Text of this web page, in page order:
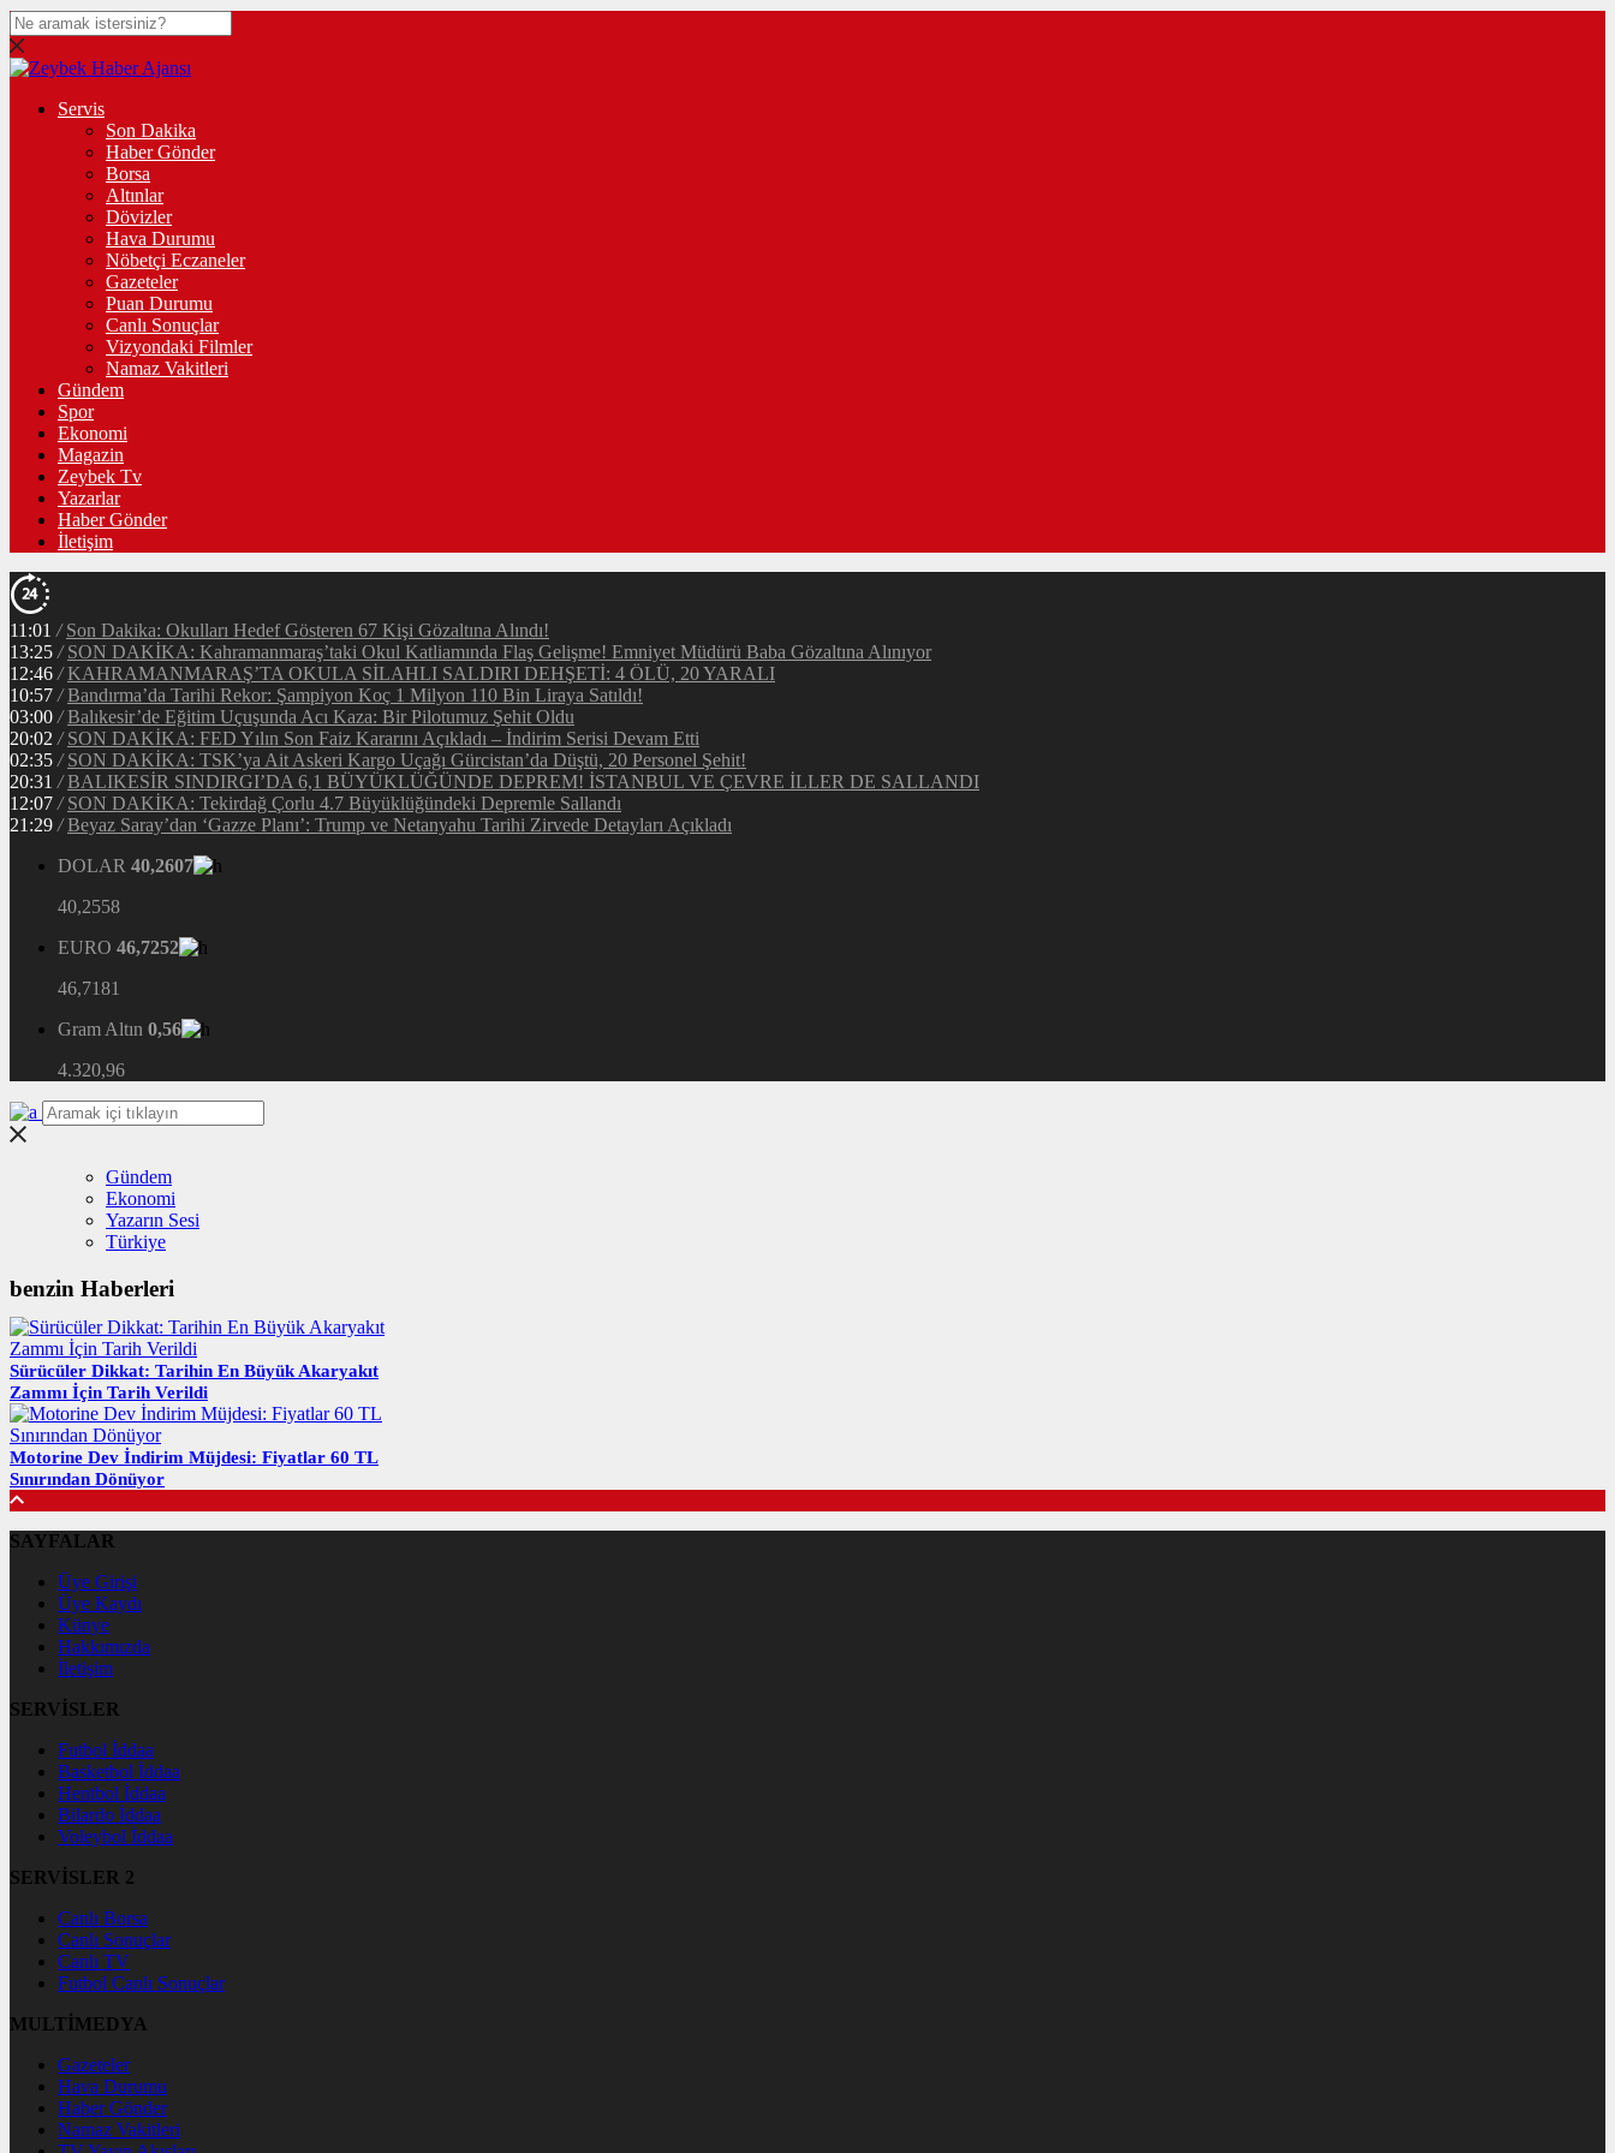
Servis
Son Dakika
Haber Gönder
Borsa
Altınlar
Dövizler
Hava Durumu
Nöbetçi Eczaneler
Gazeteler
Puan Durumu
Canlı Sonuçlar
Vizyondaki Filmler
Namaz Vakitleri
Gündem
Spor
Ekonomi
Magazin
Zeybek Tv
Yazarlar
Haber Gönder
İletişim
11:01 / Son Dakika: Okulları Hedef Gösteren 67 Kişi Gözaltına Alındı!
13:25 / SON DAKİKA: Kahramanmaraş’taki Okul Katliamında Flaş Gelişme! Emniyet Müdürü Baba Gözaltına Alınıyor
12:46 / KAHRAMANMARAŞ’TA OKULA SİLAHLI SALDIRI DEHŞETİ: 4 ÖLÜ, 20 YARALI
10:57 / Bandırma’da Tarihi Rekor: Şampiyon Koç 1 Milyon 110 Bin Liraya Satıldı!
03:00 / Balıkesir’de Eğitim Uçuşunda Acı Kaza: Bir Pilotumuz Şehit Oldu
20:02 / SON DAKİKA: FED Yılın Son Faiz Kararını Açıkladı – İndirim Serisi Devam Etti
02:35 / SON DAKİKA: TSK’ya Ait Askeri Kargo Uçağı Gürcistan’da Düştü, 20 Personel Şehit!
20:31 / BALIKESİR SINDIRGI’DA 6,1 BÜYÜKLÜĞÜNDE DEPREM! İSTANBUL VE ÇEVRE İLLER DE SALLANDI
12:07 / SON DAKİKA: Tekirdağ Çorlu 4.7 Büyüklüğündeki Depremle Sallandı
21:29 / Beyaz Saray’dan ‘Gazze Planı’: Trump ve Netanyahu Tarihi Zirvede Detayları Açıkladı
DOLAR 40,2607
40,2558
EURO 46,7252
46,7181
Gram Altın 0,56
4.320,96
Gündem
Ekonomi
Yazarın Sesi
Türkiye
benzin Haberleri
Sürücüler Dikkat: Tarihin En Büyük Akaryakıt
Zammı İçin Tarih Verildi
Motorine Dev İndirim Müjdesi: Fiyatlar 60 TL
Sınırından Dönüyor
SAYFALAR
Üye Girişi
Üye Kaydı
Künye
Hakkımızda
İletişim
SERVİSLER
Futbol İddaa
Basketbol İddaa
Hentbol İddaa
Bilardo İddaa
Voleybol İddaa
SERVİSLER 2
Canlı Borsa
Canlı Sonuçlar
Canlı TV
Futbol Canlı Sonuçlar
MULTİMEDYA
Gazeteler
Hava Durumu
Haber Gönder
Namaz Vakitleri